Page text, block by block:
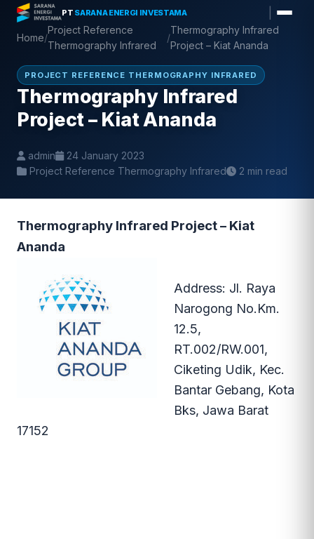
PT SARANA ENERGI INVESTAMA
Skip
content
Home/
Project Reference
Thermography Infrared
/
Thermography Infrared
Project – Kiat Ananda
PROJECT REFERENCE THERMOGRAPHY INFRARED
Thermography Infrared
Project – Kiat Ananda
admin
24 January 2023
Project Reference Thermography Infrared
2 min read
Thermography Infrared Project – Kiat
Ananda
Address: Jl. Raya
Narogong No.Km.
12.5,
RT.002/RW.001,
Ciketing Udik, Kec.
Bantar Gebang, Kota
Bks, Jawa Barat
17152